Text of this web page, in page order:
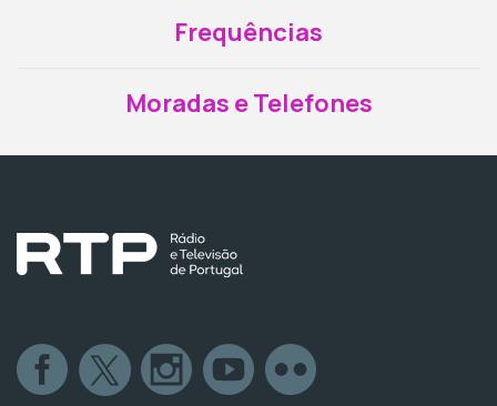
Frequências
Moradas e Telefones